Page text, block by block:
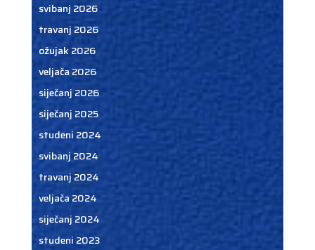
svibanj 2026
travanj 2026
ožujak 2026
veljača 2026
siječanj 2026
siječanj 2025
studeni 2024
svibanj 2024
travanj 2024
veljača 2024
siječanj 2024
studeni 2023